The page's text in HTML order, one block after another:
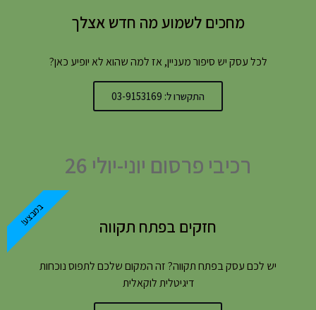
מחכים לשמוע מה חדש אצלך
לכל עסק יש סיפור מעניין, אז למה שהוא לא יופיע כאן?
התקשרו ל: 03-9153169
רכיבי פרסום יוני-יולי 26
חזקים בפתח תקווה
יש לכם עסק בפתח תקווה? זה המקום שלכם לתפוס נוכחות
דיגיטלית לוקאלית
במבצע!